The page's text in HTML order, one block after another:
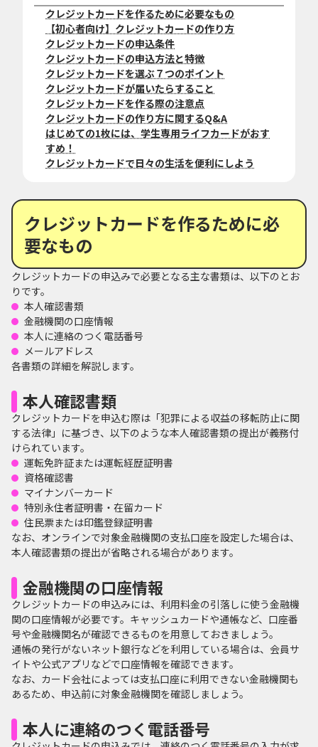
クレジットカードを作るために必要なもの
【初心者向け】クレジットカードの作り方
クレジットカードの申込条件
クレジットカードの申込方法と特徴
クレジットカードを選ぶ７つのポイント
クレジットカードが届いたらすること
クレジットカードを作る際の注意点
クレジットカードの作り方に関するQ&A
はじめての1枚には、学生専用ライフカードがおす
すめ！
クレジットカードで日々の生活を便利にしよう
クレジットカードを作るために必
要なもの
クレジットカードの申込みで必要となる主な書類は、以下のとお
りです。
本人確認書類
金融機関の口座情報
本人に連絡のつく電話番号
メールアドレス
各書類の詳細を解説します。
本人確認書類
クレジットカードを申込む際は「犯罪による収益の移転防止に関
する法律」に基づき、以下のような本人確認書類の提出が義務付
けられています。
運転免許証または運転経歴証明書
資格確認書
マイナンバーカード
特別永住者証明書・在留カード
住民票または印鑑登録証明書
なお、オンラインで対象金融機関の支払口座を設定した場合は、
本人確認書類の提出が省略される場合があります。
金融機関の口座情報
クレジットカードの申込みには、利用料金の引落しに使う金融機
関の口座情報が必要です。キャッシュカードや通帳など、口座番
号や金融機関名が確認できるものを用意しておきましょう。
通帳の発行がないネット銀行などを利用している場合は、会員サ
イトや公式アプリなどで口座情報を確認できます。
なお、カード会社によっては支払口座に利用できない金融機関も
あるため、申込前に対象金融機関を確認しましょう。
本人に連絡のつく電話番号